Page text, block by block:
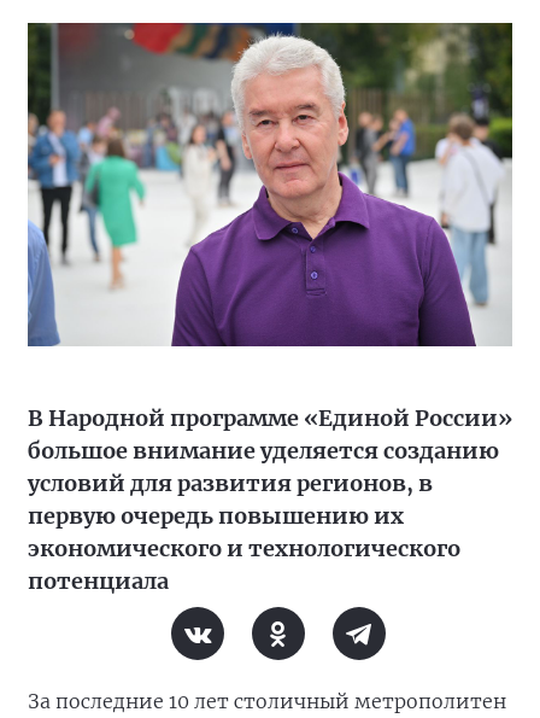
В Народной программе «Единой России»
большое внимание уделяется созданию
условий для развития регионов, в
первую очередь повышению их
экономического и технологического
потенциала
За последние 10 лет столичный метрополитен